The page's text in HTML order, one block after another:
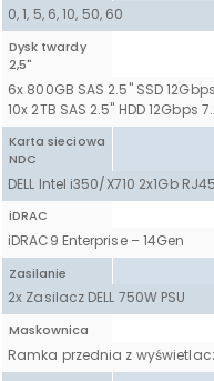
0, 1, 5, 6, 10, 50, 60
Dysk twardy
2,5"
6x 800GB SAS 2.5" SSD
10x 2TB SAS 2.5" HDD 12Gbps
Karta sieciowa
NDC
DELL Intel i350/X710 2x1Gb
iDRAC
iDRAC9 Enterprise – 14Gen
Zasilanie
2x Zasilacz DELL 750W PSU
Maskownica
Ramka przednia z